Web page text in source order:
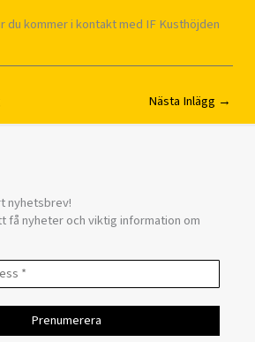
du kommer i kontakt med IF Kusthöjden
Nästa Inlägg →
nyhetsbrev!
få nyheter och viktig information om